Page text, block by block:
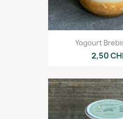
Yogourt
2,50